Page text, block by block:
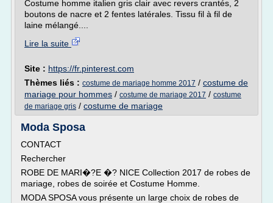
Costume homme italien gris clair avec revers crantés, 2
boutons de nacre et 2 fentes latérales. Tissu fil à fil de
laine mélangé....
Lire la suite
Site : https://fr.pinterest.com
Thèmes liés : costume de mariage homme 2017 / costume de
mariage pour hommes / costume de mariage 2017 / costume
de mariage gris / costume de mariage
Moda Sposa
CONTACT
Rechercher
ROBE DE MARI�?E �? NICE Collection 2017 de robes de
mariage, robes de soirée et Costume Homme.
MODA SPOSA vous présente un large choix de robes de